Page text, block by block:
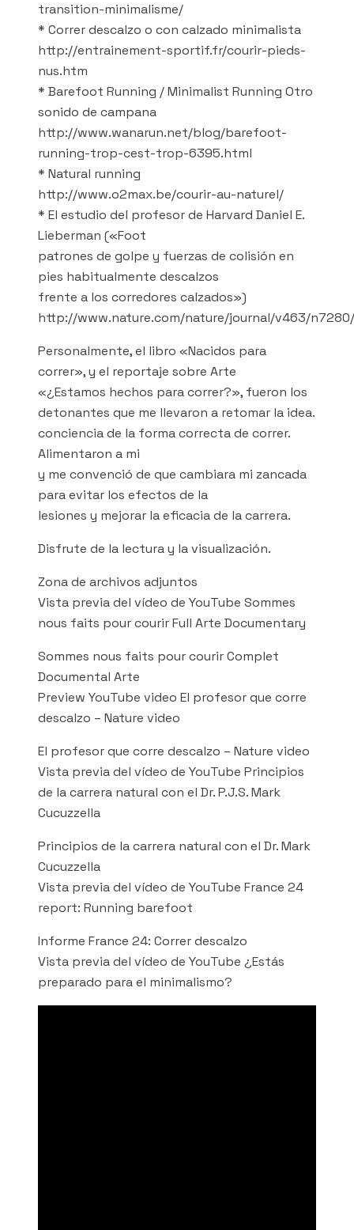
transition-minimalisme/
* Correr descalzo o con calzado minimalista
http://entrainement-sportif.fr/courir-pieds-
nus.htm
* Barefoot Running / Minimalist Running Otro
sonido de campana
http://www.wanarun.net/blog/barefoot-
running-trop-cest-trop-6395.html
* Natural running
http://www.o2max.be/courir-au-naturel/
* El estudio del profesor de Harvard Daniel E.
Lieberman («Foot
patrones de golpe y fuerzas de colisión en
pies habitualmente descalzos
frente a los corredores calzados»)
http://www.nature.com/nature/journal/v463/
Personalmente, el libro «Nacidos para
correr», y el reportaje sobre Arte
«¿Estamos hechos para correr?», fueron los
detonantes que me llevaron a retomar la idea.
conciencia de la forma correcta de correr.
Alimentaron a mi
y me convenció de que cambiara mi zancada
para evitar los efectos de la
lesiones y mejorar la eficacia de la carrera.
Disfrute de la lectura y la visualización.
Zona de archivos adjuntos
Vista previa del vídeo de YouTube Sommes
nous faits pour courir Full Arte Documentary
Sommes nous faits pour courir Complet
Documental Arte
Preview YouTube video El profesor que corre
descalzo – Nature video
El profesor que corre descalzo – Nature video
Vista previa del vídeo de YouTube Principios
de la carrera natural con el Dr. P.J.S. Mark
Cucuzzella
Principios de la carrera natural con el Dr. Mark
Cucuzzella
Vista previa del vídeo de YouTube France 24
report: Running barefoot
Informe France 24: Correr descalzo
Vista previa del vídeo de YouTube ¿Estás
preparado para el minimalismo?